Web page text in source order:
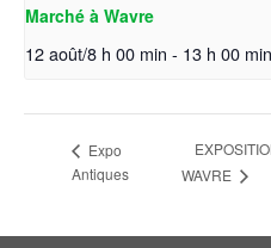
Marché à Wavre
12 août/8 h 00 min - 13 h 00 min
Expo
Antiques
WAVRE